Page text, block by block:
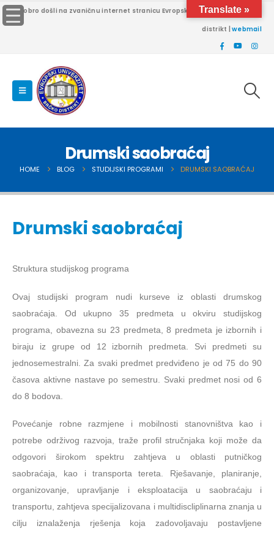
Dobro došli na zvaničnu internet stranicu Evropskog univerziteta Brčko
distrikt |webmail
Drumski saobraćaj
HOME BLOG STUDIJSKI PROGRAMI DRUMSKI SAOBRAĆAJ
Drumski saobraćaj
Struktura studijskog programa
Ovaj studijski program nudi kurseve iz oblasti drumskog
saobraćaja. Od ukupno 35 predmeta u okviru studijskog
programa, obavezna su 23 predmeta, 8 predmeta je izbornih i
biraju iz grupe od 12 izbornih predmeta. Svi predmeti su
jednosemestralni. Za svaki predmet predviđeno je od 75 do 90
časova aktivne nastave po semestru. Svaki predmet nosi od 6
do 8 bodova.
Povećanje robne razmjene i mobilnosti stanovništva kao i
potrebe održivog razvoja, traže profil stručnjaka koji može da
odgovori širokom spektru zahtjeva u oblasti putničkog
saobraćaja, kao i transporta tereta. Rješavanje, planiranje,
organizovanje, upravlјanje i eksploatacija u saobraćaju i
transportu, zahtjeva specijalizovana i multidiscliplinarna znanja u
cilјu iznalaženja rješenja koja zadovolјavaju postavlјene
Translate »